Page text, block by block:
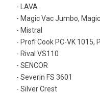
- LAVA
- Magic Vac Jumbo,
- Mistral
- Profi Cook PC-VK 1015,
- Rival VS110
- SENCOR
- Severin FS 3601
- Silver Crest